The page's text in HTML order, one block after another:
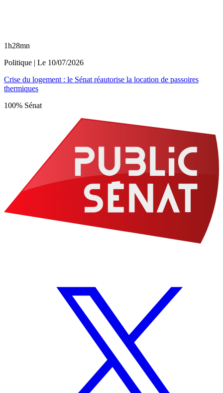
1h28mn
Politique | Le 10/07/2026
Crise du logement : le Sénat réautorise la location de passoires
thermiques
100% Sénat